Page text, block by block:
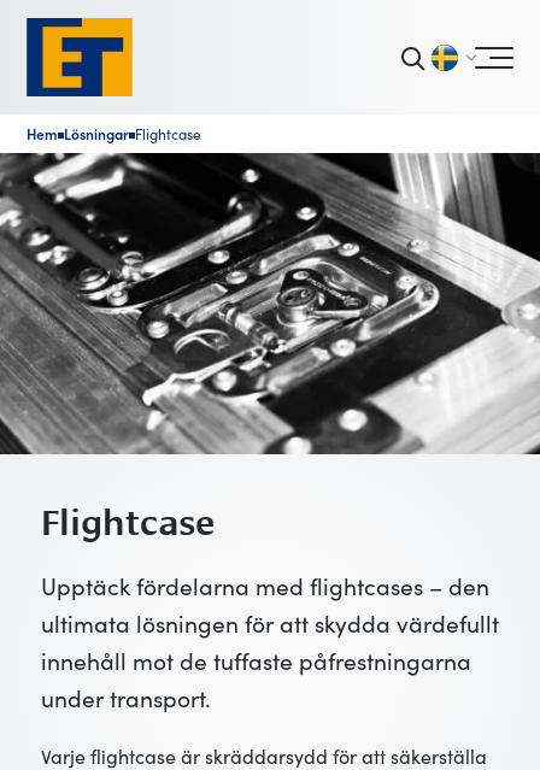
Hem■Lösningar■Flightcase
Flightcase
Upptäck fördelarna med flightcases – den
ultimata lösningen för att skydda värdefullt
innehåll mot de tuffaste påfrestningarna
under transport.
Varje flightcase är skräddarsydd för att säkerställa